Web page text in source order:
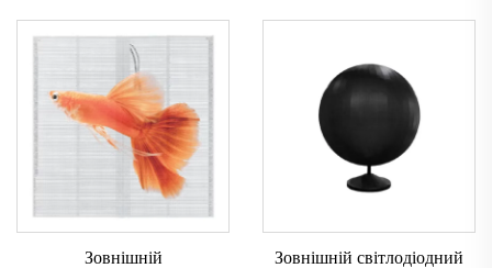
Зовнішній
Зовнішній світлодіодний